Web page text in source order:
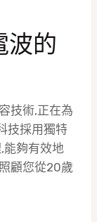
波的
技術,正在為
技採用獨特
能夠有效地
顧您從20歲